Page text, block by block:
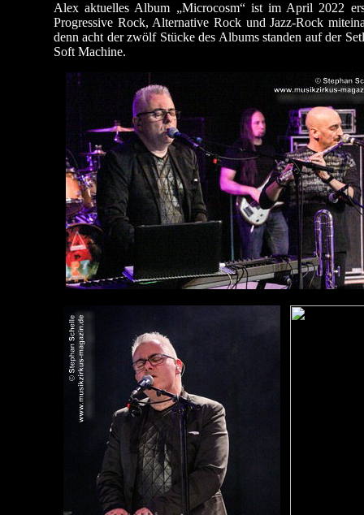
Alex aktuelles Album „Microcosm“ ist im April 2022
Progressive Rock, Alternative Rock und Jazz-Rock
denn acht der zwölf Stücke des Albums standen auf der
Soft Machine.